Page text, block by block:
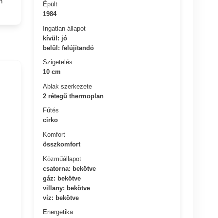
Épült
1984
Ingatlan állapot
kívül: jó
belül: felújítandó
Szigetelés
10 cm
Ablak szerkezete
2 rétegű thermoplan
Fűtés
cirko
Komfort
összkomfort
Közműállapot
csatorna: bekötve
gáz: bekötve
villany: bekötve
víz: bekötve
Energetika